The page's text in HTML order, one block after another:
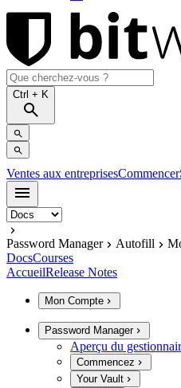
Ctrl + K
Ventes aux entreprisesCommencer
Password Manager Autofill
DocsCourses
AccueilRelease Notes
Mon Compte
Password Manager
Aperçu du
Commencez
Your Vault